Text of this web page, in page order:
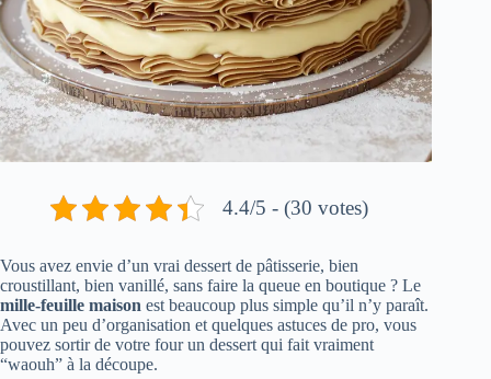
4.4/5 - (30 votes)
Vous avez envie d’un vrai dessert de pâtisserie, bien
croustillant, bien vanillé, sans faire la queue en boutique ? Le
mille-feuille maison est beaucoup plus simple qu’il n’y paraît.
Avec un peu d’organisation et quelques astuces de pro, vous
pouvez sortir de votre four un dessert qui fait vraiment
“waouh” à la découpe.